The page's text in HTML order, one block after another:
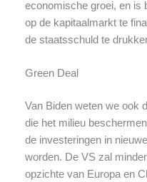
economische groei, en is
op de kapitaalmarkt te
de staatsschuld te
Green Deal
Van Biden weten we ook
die het milieu
de investeringen in
worden. De VS zal
opzichte van Europa en